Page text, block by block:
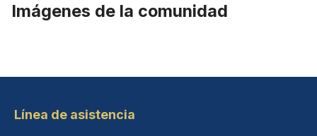
Imágenes de la comunidad
Línea de asistencia